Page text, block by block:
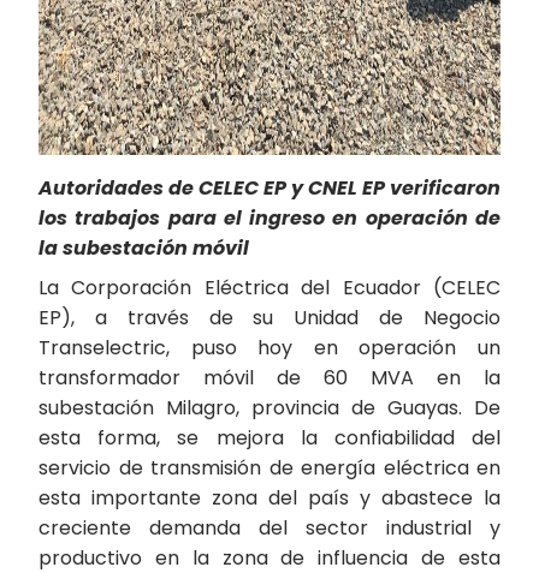
Autoridades de CELEC EP y CNEL EP verificaron
los trabajos para el ingreso en operación de
la subestación móvil
La Corporación Eléctrica del Ecuador (CELEC
EP), a través de su Unidad de Negocio
Transelectric, puso hoy en operación un
transformador móvil de 60 MVA en la
subestación Milagro, provincia de Guayas. De
esta forma, se mejora la confiabilidad del
servicio de transmisión de energía eléctrica en
esta importante zona del país y abastece la
creciente demanda del sector industrial y
productivo en la zona de influencia de esta